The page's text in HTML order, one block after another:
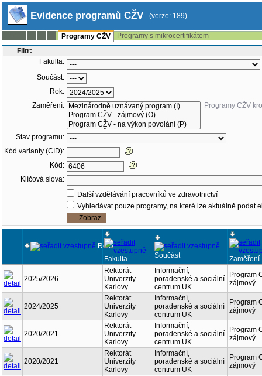
Evidence programů CŽV (verze: 189)
--:-- Programy CŽV
Programy s mikrocertifikátem
Filtr:
Fakulta:
Součást:
Rok:
Zaměření:
Programy CŽV
Stav programu:
Kód varianty (CID):
Kód:
Klíčová slova:
Další vzdělávání pracovníků ve zdravotnictví
Vyhledávat pouze programy, na které lze aktuálně podat
Rok
Fakulta
Součást Zaměření
2025/2026
Rektorát
Univerzity
Karlovy
Informační,
poradenské a sociální
centrum UK
Program
zájmový
2024/2025
Rektorát
Univerzity
Karlovy
Informační,
poradenské a sociální
centrum UK
Program
zájmový
2020/2021
Rektorát
Univerzity
Karlovy
Informační,
poradenské a sociální
centrum UK
Program
zájmový
2020/2021
Rektorát
Univerzity
Karlovy
Informační,
poradenské a sociální
centrum UK
Program
zájmový